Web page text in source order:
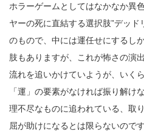
ホラーゲームとしてはなかなか異
ヤーの死に直結する選択肢”デッ
のもので、中には運任せにするし
肢もありますが、これが怖さの演
流れを追いかけていようが、いく
「運」の要素がなければ振り解け
理不尽なものに追われている、取
屈が助けになるとは限らないので